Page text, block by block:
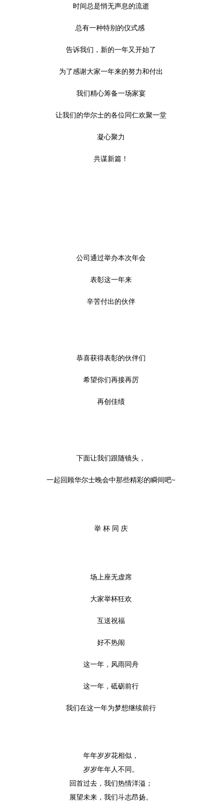
时间总是悄无声息的流逝
总有一种特别的仪式感
告诉我们，新的一年又开始了
为了感谢大家一年来的努力和付出
我们精心筹备一场家宴
让我们的华尔士的各位同仁欢聚一堂
凝心聚力
共谋新篇！
公司通过举办本次年会
表彰这一年来
辛苦付出的伙伴
恭喜获得表彰的伙伴们
希望你们再接再厉
再创佳绩
下面让我们跟随镜头，
一起回顾华尔士晚会中那些精彩的瞬间吧~
举 杯 同 庆
场上座无虚席
大家举杯狂欢
互送祝福
好不热闹
这一年，风雨同舟
这一年，砥砺前行
我们在这一年为梦想继续前行
年年岁岁花相似，
岁岁年年人不同。
回首过去，我们热情洋溢；
展望未来，我们斗志昂扬。